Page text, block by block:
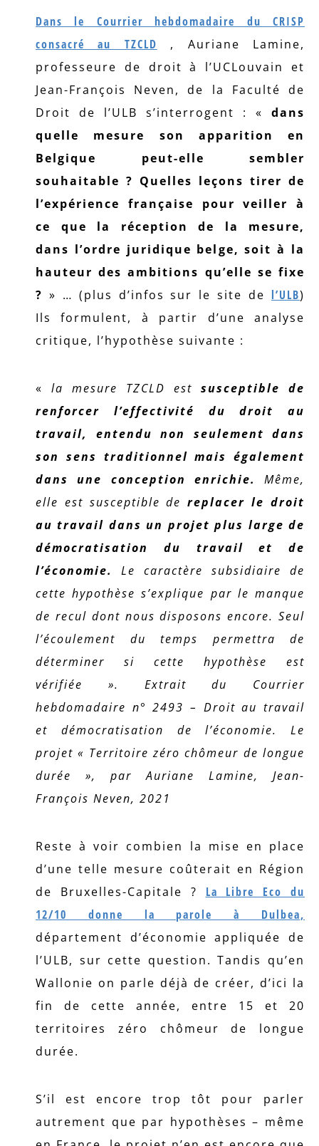
Dans le Courrier hebdomadaire du CRISP
consacré au TZCLD , Auriane Lamine,
professeure de droit à l’UCLouvain et
Jean-François Neven, de la Faculté de
Droit de l’ULB s’interrogent : « dans
quelle mesure son apparition en
Belgique peut-elle sembler
souhaitable ? Quelles leçons tirer de
l’expérience française pour veiller à
ce que la réception de la mesure,
dans l’ordre juridique belge, soit à la
hauteur des ambitions qu’elle se fixe
? » … (plus d’infos sur le site de l’ULB)
Ils formulent, à partir d’une analyse
critique, l’hypothèse suivante :
« la mesure TZCLD est susceptible de
renforcer l’effectivité du droit au
travail, entendu non seulement dans
son sens traditionnel mais également
dans une conception enrichie.
Même,
elle est susceptible dereplacer le droit
au travail dans un projet plus large de
démocratisation du travail et de
l’économie.
Le caractère subsidiaire de
cette hypothèse s’explique par le manque
de recul dont nous disposons encore. Seul
l’écoulement du temps permettra de
déterminer si cette hypothèse est
vérifiée ». Extrait du Courrier
hebdomadaire n° 2493 – Droit au travail
et démocratisation de l’économie. Le
projet « Territoire zéro chômeur de longue
durée », par Auriane Lamine, Jean-
François Neven, 2021
Reste à voir combien la mise en place
d’une telle mesure coûterait en Région
de Bruxelles-Capitale ? La Libre Eco du
12/10 donne la parole à Dulbea,
département d’économie appliquée de
l’ULB, sur cette question. Tandis qu’en
Wallonie on parle déjà de créer, d’ici la
fin de cette année, entre 15 et 20
territoires zéro chômeur de longue
durée.
S’il est encore trop tôt pour parler
autrement que par hypothèses – même